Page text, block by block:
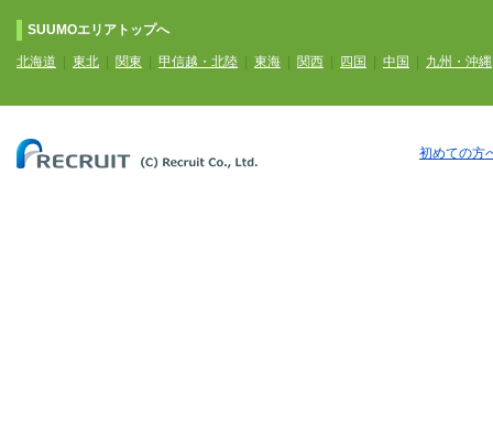
SUUMOエリアトップへ
北海道 東北 関東 甲信越・北陸 東海 関西 四国 中国 九州・沖縄
初めての方